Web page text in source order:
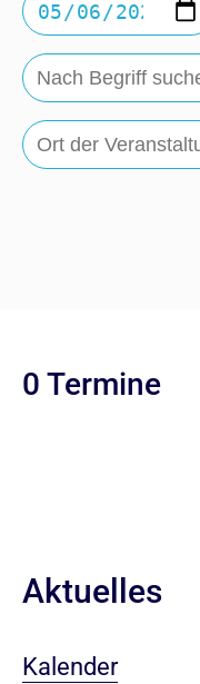
0 Termine
Aktuelles
Kalender